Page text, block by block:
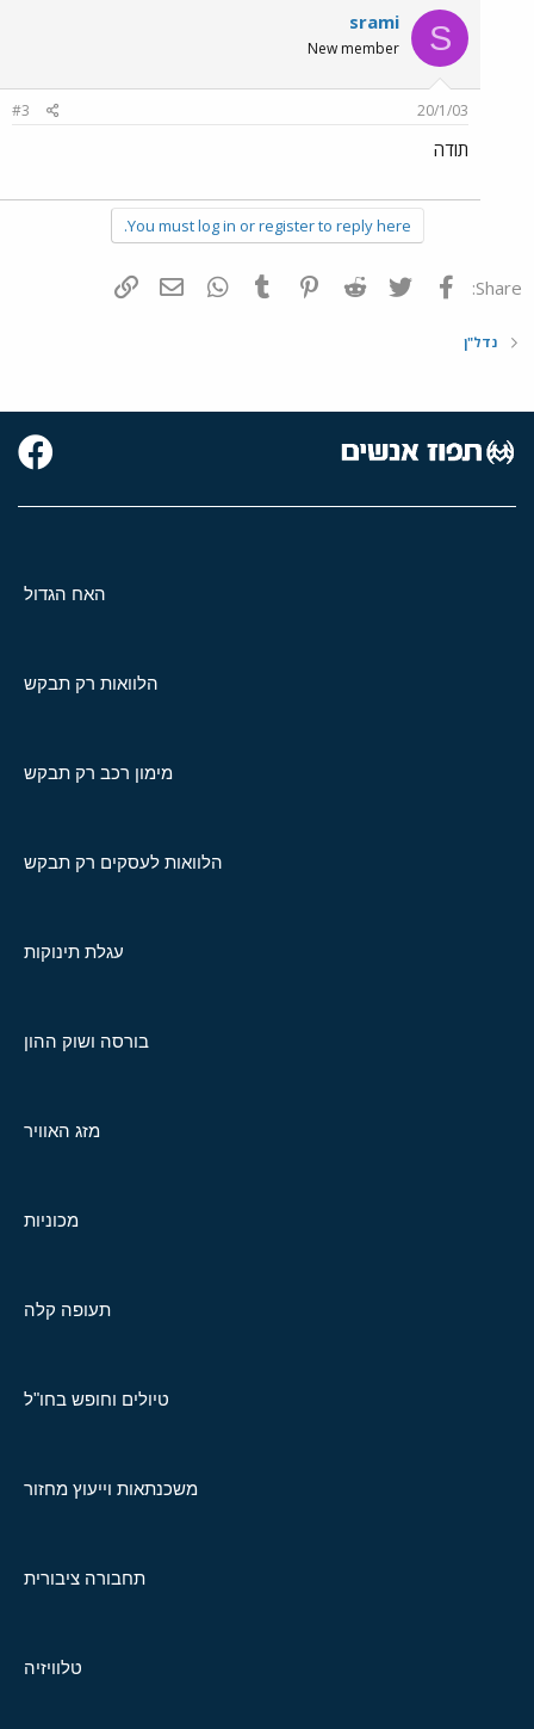
S
srami
New member
20/1/03
#3
תודה
You must log in or register to reply here.
Share: פייסבוק Twitter
Reddit
Pinterest
Tumblr
WhatsAppדואר אלקטרוני
נדל"ן
האח הגדול
הלוואות רק תבקש
מימון רכב רק תבקש
הלוואות לעסקים רק תבקש
עגלת תינוקות
בורסה ושוק ההון
מזג האוויר
מכוניות
תעופה קלה
טיולים וחופש בחו"ל
משכנתאות וייעוץ מחזור
תחבורה ציבורית
טלוויזיה